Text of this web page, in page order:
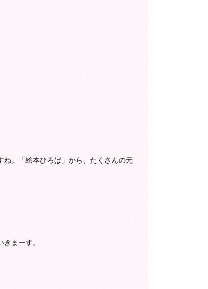
ね。「絵本ひろば」から、たくさんの元
まーす。